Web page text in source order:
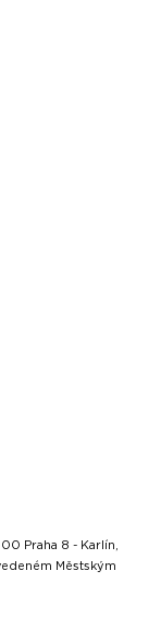
Praha 8 - Karlín,
Městským